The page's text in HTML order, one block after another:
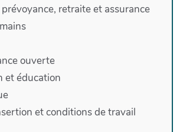
retraite et assurance
ouverte
et éducation
et conditions de travail